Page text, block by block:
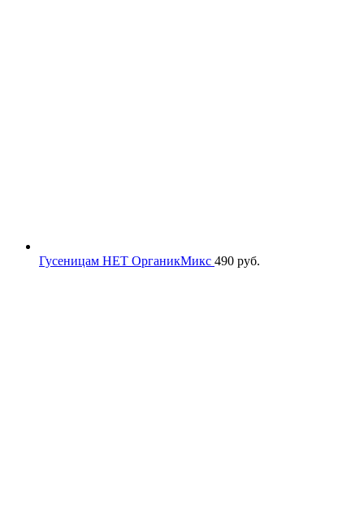
Гусеницам НЕТ ОрганикМикс 490 руб.